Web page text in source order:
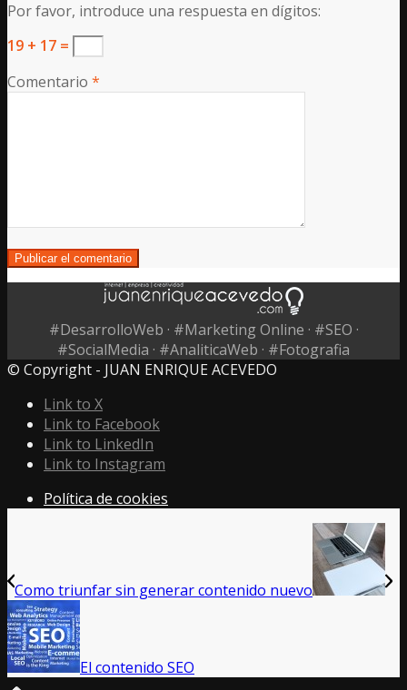
Por favor, introduce una respuesta en dígitos:
19 + 17 =
Comentario *
#DesarrolloWeb · #Marketing Online · #SEO ·
#SocialMedia · #AnaliticaWeb · #Fotografia
© Copyright - JUAN ENRIQUE ACEVEDO
Link to X
Link to Facebook
Link to LinkedIn
Link to Instagram
Política de cookies
Como triunfar sin generar contenido nuevo
El contenido SEO